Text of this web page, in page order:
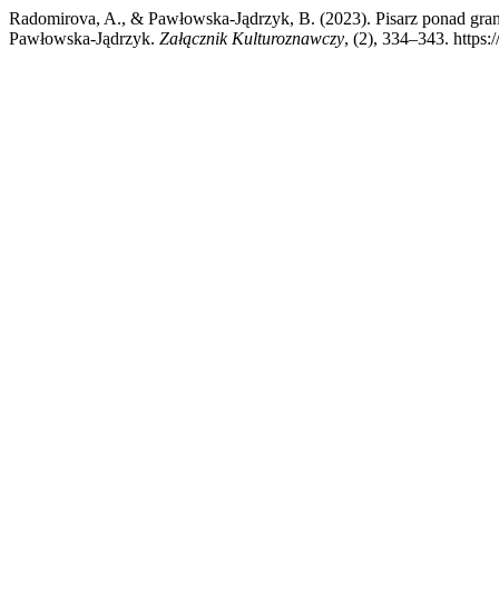
Radomirova, A., & Pawłowska-Jądrzyk, B. (2023). Pisarz ponad
Pawłowska-Jądrzyk. Załącznik Kulturoznawczy, (2), 334–343.